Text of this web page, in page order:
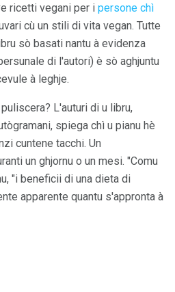
ricetti vegani per i persone chì
cù un stili di vita vegan. Tutte
sò basati nantu à evidenza
di l'autori) è sò aghjuntu
à leghje.
L'auturi di u libru,
spiega chì u pianu hè
cuntene tacchi. Un
un ghjornu o un mesi. "Comu
"i beneficii di una dieta di
apparente quantu s'appronta à